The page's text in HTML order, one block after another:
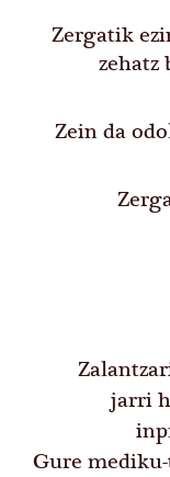
Zergatik
zehatz
Zein da
jarri
Gure